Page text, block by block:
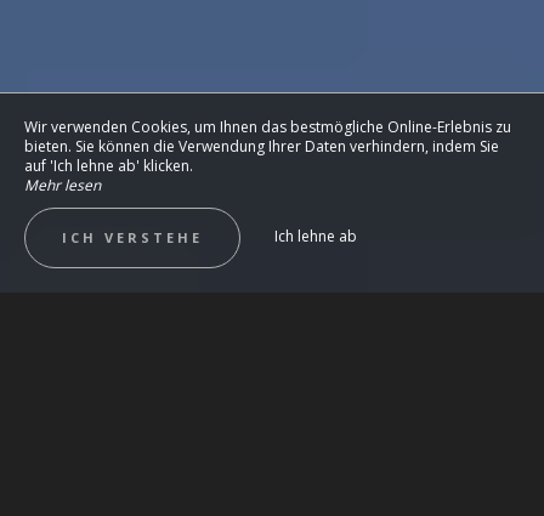
Wir verwenden Cookies, um Ihnen das bestmögliche Online-Erlebnis zu
bieten. Sie können die Verwendung Ihrer Daten verhindern, indem Sie
auf 'Ich lehne ab' klicken.
Mehr lesen
ICH VERSTEHE Ich lehne ab